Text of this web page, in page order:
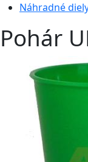
Náhradné
Pohár